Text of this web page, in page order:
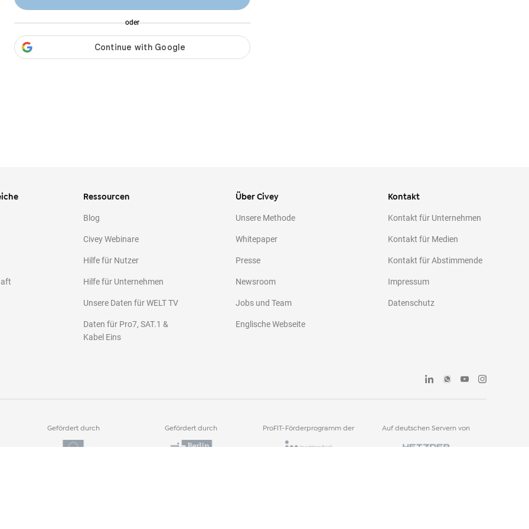
oder
Ressourcen
Blog
Civey Webinare
Hilfe für Nutzer
Hilfe für Unternehmen
Unsere Daten für WELT TV
Daten für Pro7, SAT.1 &
Kabel Eins
Über Civey
Unsere Methode
Whitepaper
Presse
Newsroom
Jobs und Team
Englische Webseite
Kontakt
Kontakt für Unternehmen
Kontakt für Medien
Kontakt für Abstimmende
Impressum
Datenschutz
Gefördert durch Gefördert durch ProFIT-Förderprogramm der Auf deutschen Servern von